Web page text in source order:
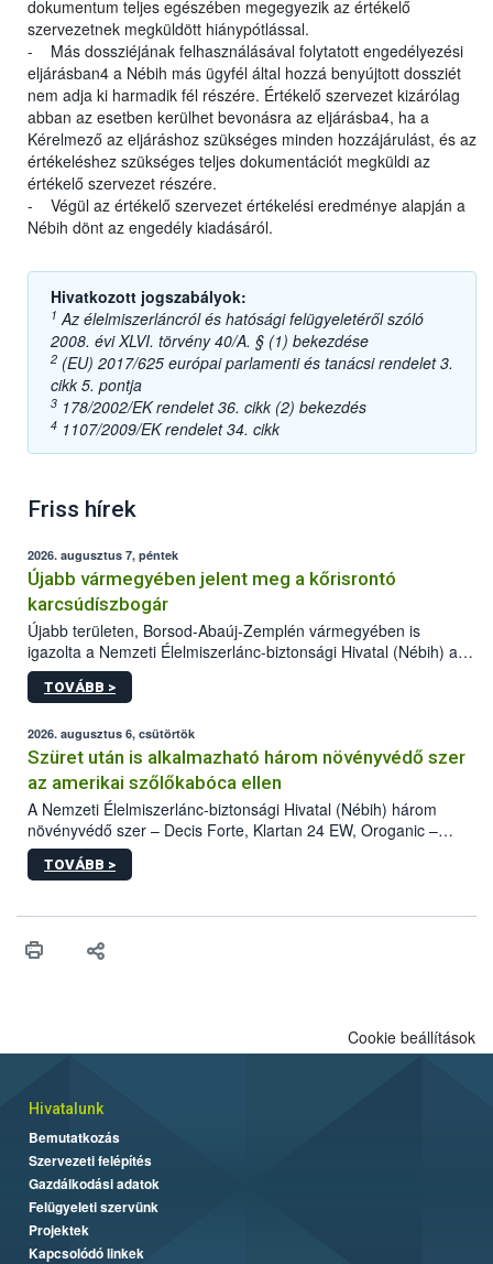
dokumentum teljes egészében megegyezik az értékelő
szervezetnek megküldött hiánypótlással.
- Más dossziéjának felhasználásával folytatott engedélyezési
eljárásban4 a Nébih más ügyfél által hozzá benyújtott dossziét
nem adja ki harmadik fél részére. Értékelő szervezet kizárólag
abban az esetben kerülhet bevonásra az eljárásba4, ha a
Kérelmező az eljáráshoz szükséges minden hozzájárulást, és az
értékeléshez szükséges teljes dokumentációt megküldi az
értékelő szervezet részére.
- Végül az értékelő szervezet értékelési eredménye alapján a
Nébih dönt az engedély kiadásáról.
Hivatkozott jogszabályok:
1 Az élelmiszerláncról és hatósági felügyeletéről szóló
2008. évi XLVI. törvény 40/A. § (1) bekezdése
2 (EU) 2017/625 európai parlamenti és tanácsi rendelet 3.
cikk 5. pontja
3 178/2002/EK rendelet 36. cikk (2) bekezdés
4 1107/2009/EK rendelet 34. cikk
Friss hírek
2026. augusztus 7, péntek
Újabb vármegyében jelent meg a kőrisrontó
karcsúdíszbogár
Újabb területen, Borsod-Abaúj-Zemplén vármegyében is
igazolta a Nemzeti Élelmiszerlánc-biztonsági Hivatal (Nébih) a
kőrisrontó karcsúdíszbogár (Agrilus planipennis) jelenlétét. A
kártevőt nem csak színcsapdában találták meg, de már fertőzött
az intenzív felderítést, emellett az intézkedéseket a szlovák
hatósággal is összehangolják a terjedés megállítása érdekében.
TOVÁBB >
2026. augusztus 6, csütörtök
Szüret után is alkalmazható három növényvédő szer
az amerikai szőlőkabóca ellen
A Nemzeti Élelmiszerlánc-biztonsági Hivatal (Nébih) három
növényvédő szer – Decis Forte, Klartan 24 EW, Oroganic –
engedélyokiratát módosította, így azok a szüretet követően,
egészen a vesszőérettség (BBCH 91) stádiumáig
érésű szőlőkben is legyen lehetőség a károsító elleni további
felhasználók számára is elérhető és ökológiai termesztésben is
TOVÁBB >
Cookie beállítások
Hivatalunk
Bemutatkozás
Szervezeti felépítés
Gazdálkodási adatok
Felügyeleti szervünk
Projektek
Kapcsolódó linkek